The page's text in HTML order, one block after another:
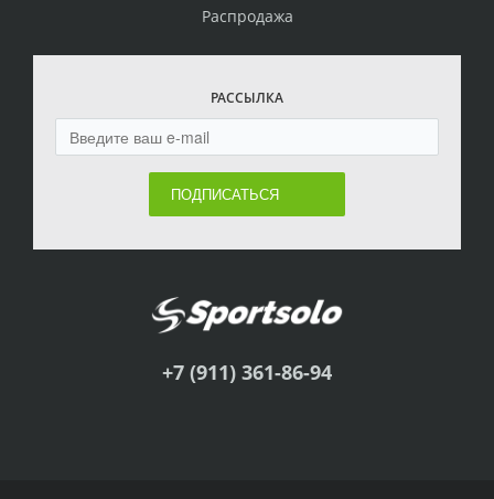
Распродажа
РАССЫЛКА
ПОДПИСАТЬСЯ
+7 (911) 361-86-94